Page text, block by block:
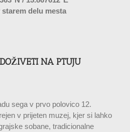
delu mesta
NA PTUJU
sega v prvo polovico 12.
v prijeten muzej, kjer si lahko
sobane, tradicionalne